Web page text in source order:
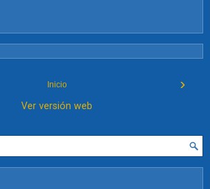
›
Inicio
Ver versión web